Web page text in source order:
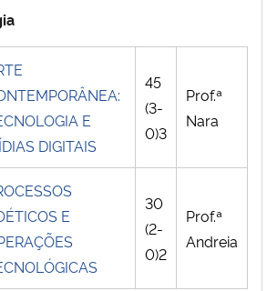
E
DIGITAIS
45
(3-
0)3
Prof.ª
Nara
E
30
(2-
0)2
Prof.ª
Andreia